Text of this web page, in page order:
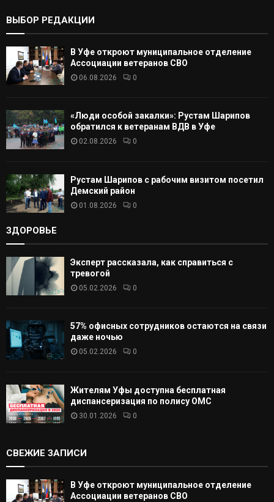
А
ВЫБОР РЕДАКЦИИ
В Уфе откроют муниципальное отделение
Ассоциации ветеранов СВО
06.08.2026 0
«Люди особой закалки»: Рустам Шарипов
обратился к ветеранам ВДВ в Уфе
02.08.2026 0
Рустам Шарипов с рабочим визитом посетил
Демский район
01.08.2026 0
ЗДОРОВЬЕ
Эксперт рассказала, как справиться с
тревогой
05.02.2026 0
57% офисных сотрудников остаются на связи
даже ночью
05.02.2026 0
Жителям Уфы доступна бесплатная
диспансеризация по полису ОМС
30.01.2026 0
СВЕЖИЕ ЗАПИСИ
В Уфе откроют муниципальное отделение
Ассоциации ветеранов СВО